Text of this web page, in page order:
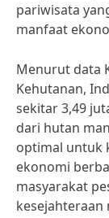
pariwisata
manfaat
Menurut data
Kehutanan,
sekitar 3,49
dari hutan
optimal untuk
ekonomi
masyarakat